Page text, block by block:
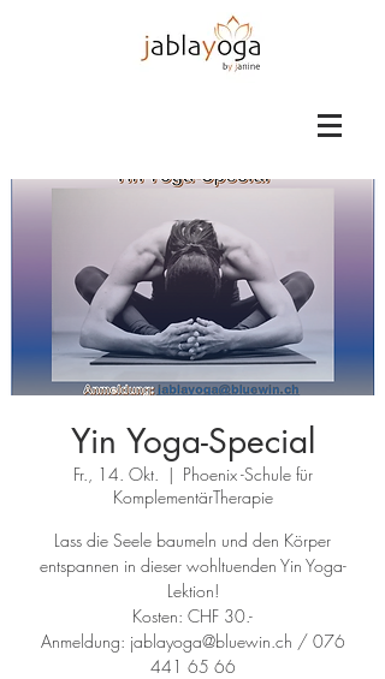
Yin Yoga-Special
Fr., 14. Okt.
  |
Phoenix -Schule für
KomplementärTherapie
Lass die Seele baumeln und den Körper
entspannen in dieser wohltuenden Yin Yoga-
Lektion!
Kosten: CHF 30.-
Anmeldung: jablayoga@bluewin.ch / 076
441 65 66